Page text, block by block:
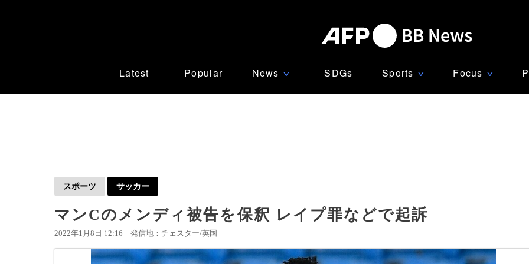
Latest Popular News ∨ SDGs Sports ∨ Focus ∨
スポーツ サッカー
マンCのメンディ被告を保釈 レイプ罪などで起訴
2022年1月8日 12:16 発信地：チェスター/英国